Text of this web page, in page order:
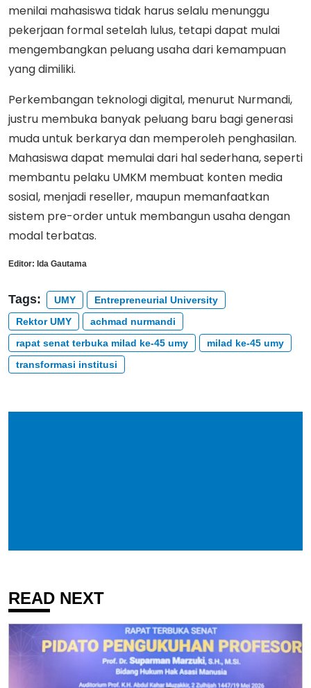
menilai mahasiswa tidak harus selalu menunggu
pekerjaan formal setelah lulus, tetapi dapat mulai
mengembangkan peluang usaha dari kemampuan
yang dimiliki.
Perkembangan teknologi digital, menurut Nurmandi,
justru membuka banyak peluang baru bagi generasi
muda untuk berkarya dan memperoleh penghasilan.
Mahasiswa dapat memulai dari hal sederhana, seperti
membantu pelaku UMKM membuat konten media
sosial, menjadi reseller, maupun memanfaatkan
sistem pre-order untuk membangun usaha dengan
modal terbatas.
Editor: Ida Gautama
Tags: UMY
Entrepreneurial University
Rektor UMY
achmad nurmandi
rapat senat terbuka milad ke-45 umy
milad ke-45 umy
transformasi institusi
READ NEXT